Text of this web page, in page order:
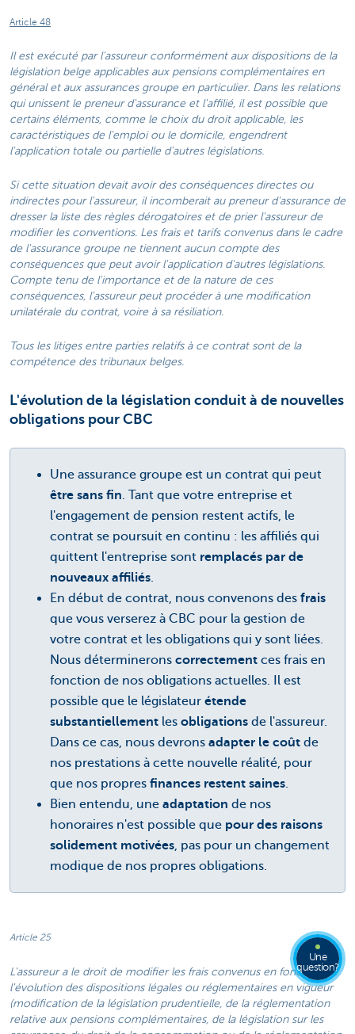
Article 48
Il est exécuté par l'assureur conformément aux dispositions de la
législation belge applicables aux pensions complémentaires en
général et aux assurances groupe en particulier. Dans les relations
qui unissent le preneur d'assurance et l'affilié, il est possible que
certains éléments, comme le choix du droit applicable, les
caractéristiques de l'emploi ou le domicile, engendrent
l'application totale ou partielle d'autres législations.
Si cette situation devait avoir des conséquences directes ou
indirectes pour l'assureur, il incomberait au preneur d'assurance de
dresser la liste des règles dérogatoires et de prier l'assureur de
modifier les conventions. Les frais et tarifs convenus dans le cadre
de l'assurance groupe ne tiennent aucun compte des
conséquences que peut avoir l'application d'autres législations.
Compte tenu de l'importance et de la nature de ces
conséquences, l'assureur peut procéder à une modification
unilatérale du contrat, voire à sa résiliation.
Tous les litiges entre parties relatifs à ce contrat sont de la
compétence des tribunaux belges.
L'évolution de la législation conduit à de nouvelles
obligations pour CBC
Une assurance groupe est un contrat qui peut
être sans fin. Tant que votre entreprise et
l'engagement de pension restent actifs, le
contrat se poursuit en continu : les affiliés qui
quittent l'entreprise sont remplacés par de
nouveaux affiliés.
En début de contrat, nous convenons des frais
que vous verserez à CBC pour la gestion de
votre contrat et les obligations qui y sont liées.
Nous déterminerons correctement ces frais en
fonction de nos obligations actuelles. Il est
possible que le législateur étende
substantiellement les obligations de l'assureur.
Dans ce cas, nous devrons adapter le coût de
nos prestations à cette nouvelle réalité, pour
que nos propres finances restent saines.
Bien entendu, une adaptation de nos
honoraires n'est possible que pour des raisons
solidement motivées, pas pour un changement
modique de nos propres obligations.
Article 25
L'assureur a le droit de modifier les frais convenus en fonction de
l'évolution des dispositions légales ou réglementaires en vigueur
(modification de la législation prudentielle, de la réglementation
relative aux pensions complémentaires, de la législation sur les
Une
question?